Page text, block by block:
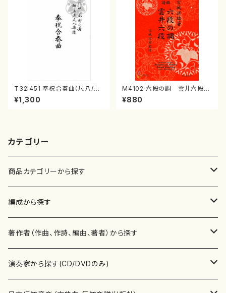
T32i451 奉祝合奏曲（尺八/久
本玄智/楽譜）都山流公刊楽譜曲
番:2158
¥1,300
M4102 六段の調 雲井六段
（箏/宮城道雄著・宮城宗家監修/
箏曲古典楽譜）
¥880
カテゴリー
商品カテゴリーから探す
楽譜
書籍
書籍
テキストブック
CD・DVD
編成から探す
邦楽器
箏・琴（ソロ）
箏・琴（合奏）
合唱
著作者（作曲、作詩、編曲、著者）から探す
あ行
演奏家から探す(CD/DVDのみ)